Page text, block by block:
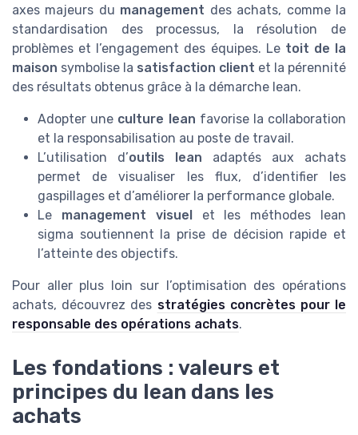
axes majeurs du management des achats, comme la
standardisation des processus, la résolution de
problèmes et l’engagement des équipes. Le toit de la
maison symbolise la satisfaction client et la pérennité
des résultats obtenus grâce à la démarche lean.
Adopter une culture lean favorise la collaboration
et la responsabilisation au poste de travail.
L’utilisation d’outils lean adaptés aux achats
permet de visualiser les flux, d’identifier les
gaspillages et d’améliorer la performance globale.
Le management visuel
et les méthodes lean
sigma soutiennent la prise de décision rapide et
l’atteinte des objectifs.
Pour aller plus loin sur l’optimisation des opérations
achats, découvrez des stratégies concrètes pour le
responsable des opérations achats.
Les fondations : valeurs et
principes du lean dans les
achats